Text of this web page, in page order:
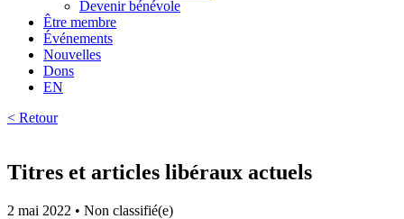
Devenir bénévole
Être membre
Événements
Nouvelles
Dons
EN
< Retour
Titres et articles libéraux actuels
2 mai 2022 • Non classifié(e)